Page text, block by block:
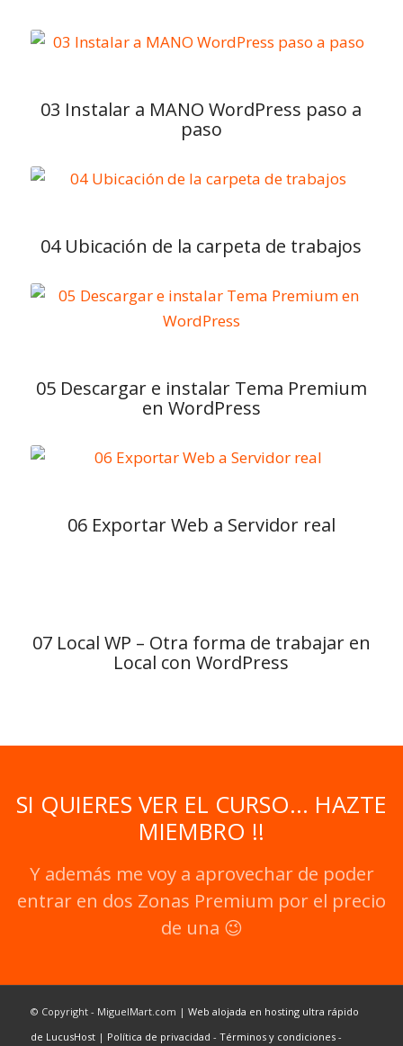
03 Instalar a MANO WordPress paso a
paso
04 Ubicación de la carpeta de trabajos
05 Descargar e instalar Tema Premium
en WordPress
06 Exportar Web a Servidor real
07 Local WP – Otra forma de trabajar en
Local con WordPress
SI QUIERES VER EL CURSO... HAZTE
MIEMBRO !!
Y además me voy a aprovechar de poder
entrar en dos Zonas Premium por el precio
de una 😉
© Copyright - MiguelMart.com | Web alojada en hosting ultra rápido
de LucusHost| Política de privacidad - Términos y condiciones-